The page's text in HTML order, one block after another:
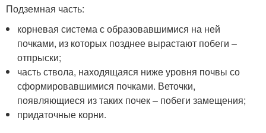
Подземная часть:
корневая система с образовавшимися на ней
почками, из которых позднее вырастают побеги –
отпрыски;
часть ствола, находящаяся ниже уровня почвы со
сформировавшимися почками. Веточки,
появляющиеся из таких почек – побеги замещения;
придаточные корни.